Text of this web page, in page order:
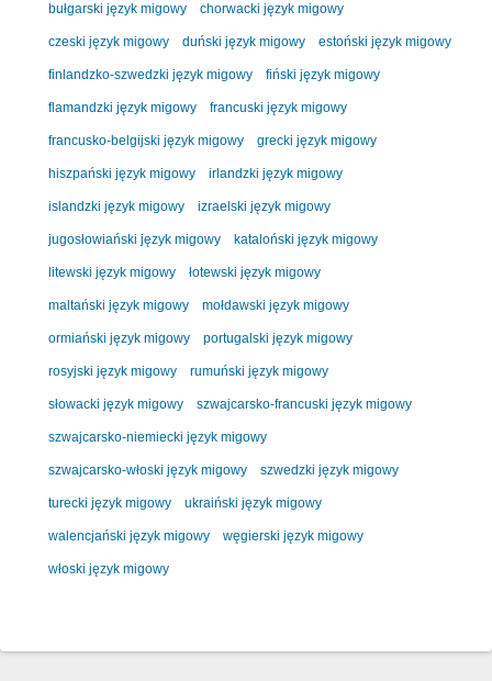
bułgarski język migowy chorwacki język migowy
czeski język migowy duński język migowy estoński język migowy
finlandzko-szwedzki język migowy fiński język migowy
flamandzki język migowy francuski język migowy
francusko-belgijski język migowy grecki język migowy
hiszpański język migowy irlandzki język migowy
islandzki język migowy izraelski język migowy
jugosłowiański język migowy kataloński język migowy
litewski język migowy łotewski język migowy
maltański język migowy mołdawski język migowy
ormiański język migowy portugalski język migowy
rosyjski język migowy rumuński język migowy
słowacki język migowy szwajcarsko-francuski język migowy
szwajcarsko-niemiecki język migowy
szwajcarsko-włoski język migowy szwedzki język migowy
turecki język migowy ukraiński język migowy
walencjański język migowy węgierski język migowy
włoski język migowy